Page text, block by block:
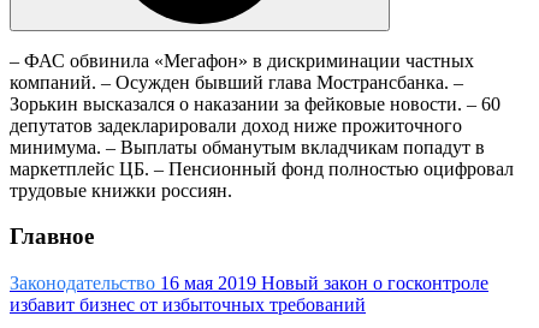
– ФАС обвинила «Мегафон» в дискриминации частных
компаний. – Осужден бывший глава Мострансбанка. –
Зорькин высказался о наказании за фейковые новости. – 60
депутатов задекларировали доход ниже прожиточного
минимума. – Выплаты обманутым вкладчикам попадут в
маркетплейс ЦБ. – Пенсионный фонд полностью оцифровал
трудовые книжки россиян.
Главное
Законодательство 16 мая 2019 Новый закон о госконтроле
избавит бизнес от избыточных требований